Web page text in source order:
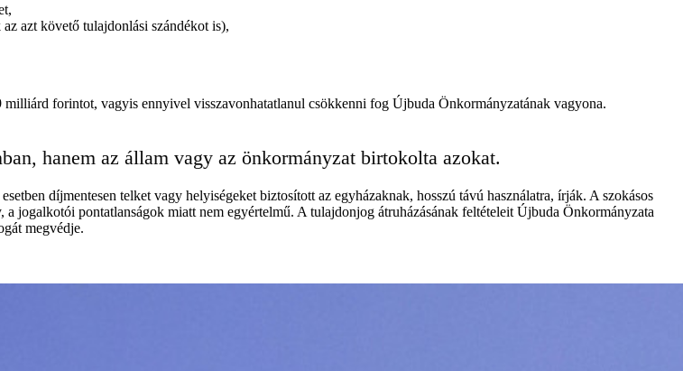
azt követő tulajdonlási szándékot is),
forintot, vagyis ennyivel visszavonhatatlanul csökkenni fog Újbuda Önkormányzatának vagyona.
hanem az állam vagy az önkormányzat birtokolta azokat.
díjmentesen telket vagy helyiségeket biztosított az egyházaknak, hosszú távú használatra, írják. A szokásos
jogalkotói pontatlanságok miatt nem egyértelmű. A tulajdonjog átruházásának feltételeit Újbuda Önkormányzata
megvédje.